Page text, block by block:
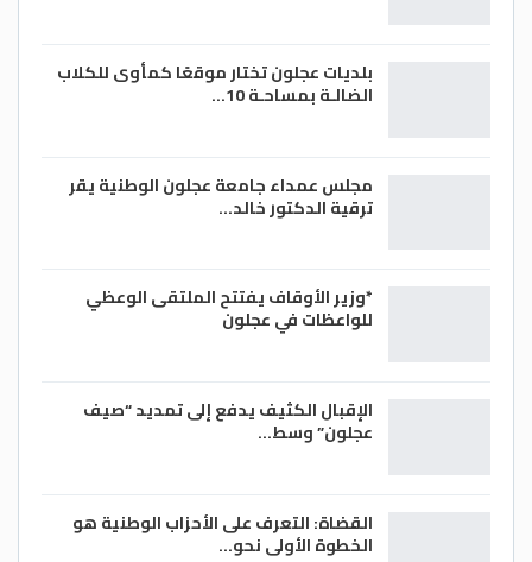
بلديات عجلون تختار موقعًا كمأوى للكلاب
الضالـة بمساحـة 10…
مجلس عمداء جامعة عجلون الوطنية يقر
ترقية الدكتور خالد…
*وزير الأوقاف يفتتح الملتقى الوعظي
للواعظات في عجلون
الإقبال الكثيف يدفع إلى تمديد “صيف
عجلون” وسط…
القضاة: التعرف على الأحزاب الوطنية هو
الخطوة الأولى نحو…